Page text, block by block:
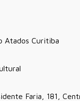
Atados Curitiba
Faria, 181,